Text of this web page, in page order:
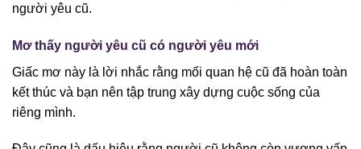
người yêu cũ.
Mơ thấy người yêu cũ có người yêu mới
Giấc mơ này là lời nhắc rằng mối quan hệ cũ đã hoàn toàn
kết thúc và bạn nên tập trung xây dựng cuộc sống của
riêng mình.